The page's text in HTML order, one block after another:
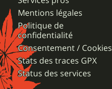
Mentions légales
Politique de
confidentialité
Consentement / Cookies
Stats des traces GPX
Status des services